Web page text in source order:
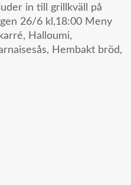
in till grillkväll på
26/6 kl,18:00 Meny
Halloumi,
Hembakt bröd,